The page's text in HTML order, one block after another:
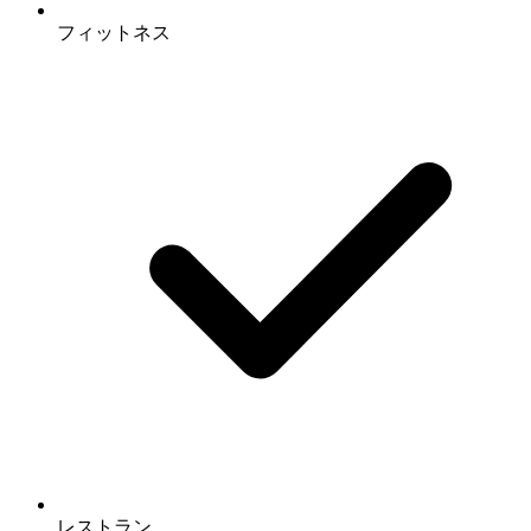
フィットネス
レストラン